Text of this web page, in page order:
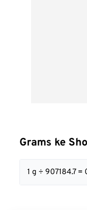
Grams ke
1 g ÷ 907184.7 =